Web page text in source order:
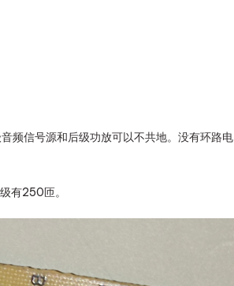
频信号源和后级功放可以不共地。没有环路电
有250匝。